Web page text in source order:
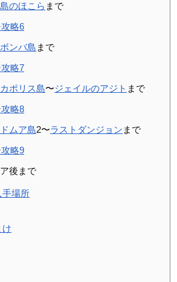
のほこら まで
略6
ンバ島 まで
略7
ポリス島〜ジェイルのアジト まで
略8
ムア島2〜ラストダンジョン まで
略9
後まで
手場所
け